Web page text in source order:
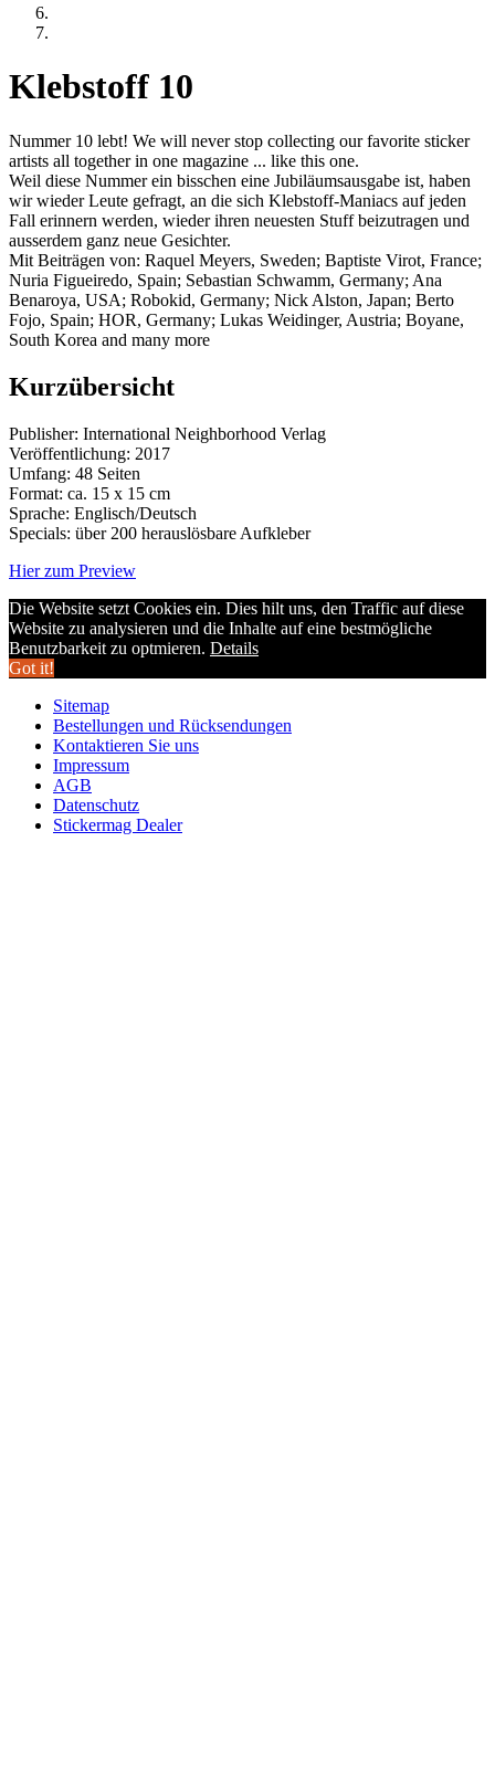
Klebstoff 10
Nummer 10 lebt! We will never stop collecting our favorite sticker
artists all together in one magazine ... like this one.
Weil diese Nummer ein bisschen eine Jubiläumsausgabe ist, haben
wir wieder Leute gefragt, an die sich Klebstoff-Maniacs auf jeden
Fall erinnern werden, wieder ihren neuesten Stuff beizutragen und
ausserdem ganz neue Gesichter.
Mit Beiträgen von: Raquel Meyers, Sweden; Baptiste Virot, France;
Nuria Figueiredo, Spain; Sebastian Schwamm, Germany; Ana
Benaroya, USA; Robokid, Germany; Nick Alston, Japan; Berto
Fojo, Spain; HOR, Germany; Lukas Weidinger, Austria; Boyane,
South Korea and many more
Kurzübersicht
Publisher: International Neighborhood Verlag
Veröffentlichung: 2017
Umfang: 48 Seiten
Format: ca. 15 x 15 cm
Sprache: Englisch/Deutsch
Specials: über 200 herauslösbare Aufkleber
Hier zum Preview
Die Website setzt Cookies ein. Dies hilt uns, den Traffic auf diese
Website zu analysieren und die Inhalte auf eine bestmögliche
Benutzbarkeit zu optmieren. Details
Got it!
Sitemap
Bestellungen und Rücksendungen
Kontaktieren Sie uns
Impressum
AGB
Datenschutz
Stickermag Dealer